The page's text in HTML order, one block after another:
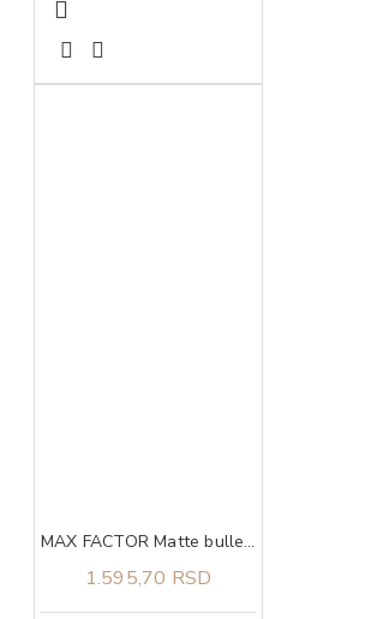
MAX FACTOR Matte bullet sun kissed 10
1.595,70 RSD